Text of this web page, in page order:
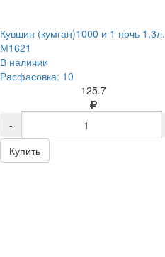
Кувшин (кумган)1000 и 1 ночь 1,3л.
М1621
В наличии
Расфасовка: 10
125.7
-
Купить